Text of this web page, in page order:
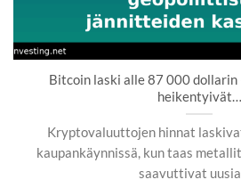
Bitcoin laski alle 87 000
heikentyivät…
Kryptovaluuttojen hinnat
kaupankäynnissä, kun taas
saavuttivat uusia